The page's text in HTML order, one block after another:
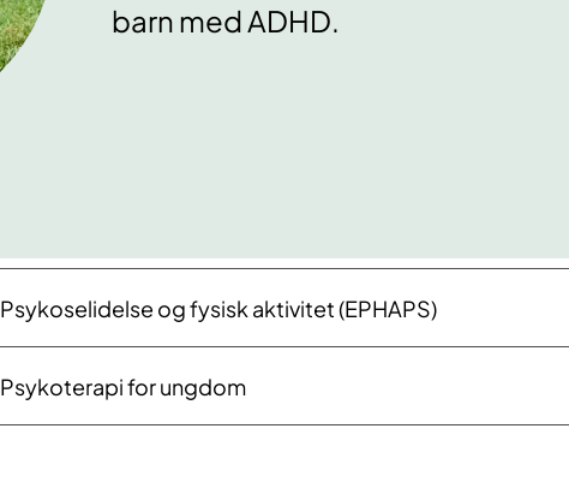
barn med ADHD.
​Psy​koselidelse og fysisk aktivitet (EPHAPS)
Psykoterapi for un​​gdom